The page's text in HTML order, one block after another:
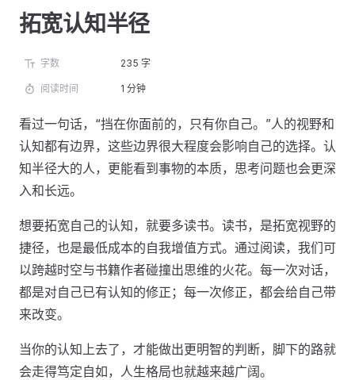
拓宽认知半径
字数 235 字
阅读时间 1 分钟
看过一句话，“挡在你面前的，只有你自己。”人的视野和
认知都有边界，这些边界很大程度会影响自己的选择。认
知半径大的人，更能看到事物的本质，思考问题也会更深
入和长远。
想要拓宽自己的认知，就要多读书。读书，是拓宽视野的
捷径，也是最低成本的自我增值方式。通过阅读，我们可
以跨越时空与书籍作者碰撞出思维的火花。每一次对话，
都是对自己已有认知的修正；每一次修正，都会给自己带
来改变。
当你的认知上去了，才能做出更明智的判断，脚下的路就
会走得笃定自如，人生格局也就越来越广阔。